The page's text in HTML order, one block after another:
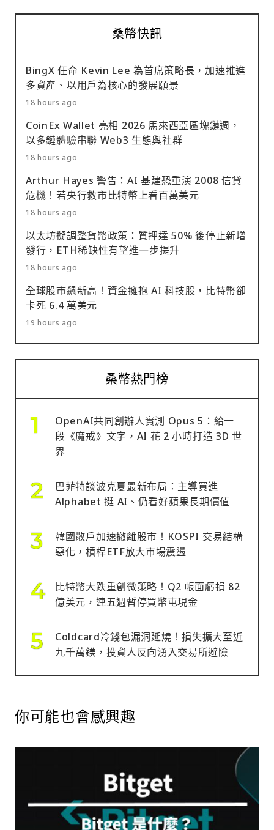
桑幣快訊
BingX 任命 Kevin Lee 為首席策略長，加速推進
多資產、以用戶為核心的發展願景
18 hours ago
CoinEx Wallet 亮相 2026 馬來西亞區塊鏈週，
以多鏈體驗串聯 Web3 生態與社群
18 hours ago
Arthur Hayes 警告：AI 基建恐重演 2008 信貸
危機！若央行救市比特幣上看百萬美元
18 hours ago
以太坊擬調整貨幣政策：質押達 50% 後停止新增
發行，ETH稀缺性有望進一步提升
18 hours ago
全球股市飆新高！資金擁抱 AI 科技股，比特幣卻
卡死 6.4 萬美元
19 hours ago
桑幣熱門榜
OpenAI共同創辦人實測 Opus 5：給一
段《魔戒》文字，AI 花 2 小時打造 3D 世
界
巴菲特談波克夏最新布局：主導買進
Alphabet 挺 AI、仍看好蘋果長期價值
韓國散戶加速撤離股市！KOSPI 交易結構
惡化，槓桿ETF放大市場震盪
比特幣大跌重創微策略！Q2 帳面虧損 82
億美元，連五週暫停買幣屯現金
Coldcard冷錢包漏洞延燒！損失擴大至近
九千萬鎂，投資人反向湧入交易所避險
你可能也會感興趣